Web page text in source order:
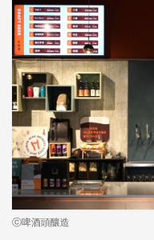
ⓒ啤酒頭釀造